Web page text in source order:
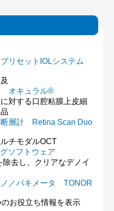
リセットIOLシステム
オキュラル®
対する口腔粘膜上皮細
断層計 Retina Scan Duo
チモダルOCT
ソフトウェア
去し、クリアなデノイ
ノ／パキメータ TONOR
お役立ち情報を表示